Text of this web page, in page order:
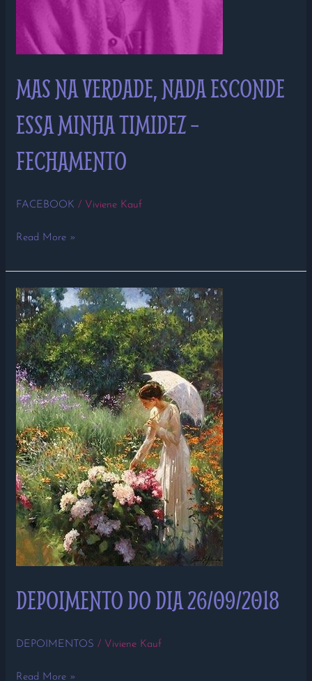
MAS NA VERDADE, NADA ESCONDE
ESSA MINHA TIMIDEZ –
FECHAMENTO
FACEBOOK / Viviene Kauf
Read More »
DEPOIMENTO DO DIA 26/09/2018
DEPOIMENTOS / Viviene Kauf
DEPOIMENTO
DO
DIA
26/09/2018
Read More »